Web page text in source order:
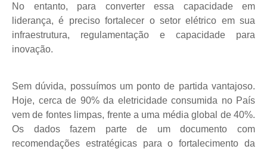
No entanto, para converter essa capacidade em
liderança, é preciso fortalecer o setor elétrico em sua
infraestrutura, regulamentação e capacidade para
inovação.
Sem dúvida, possuímos um ponto de partida vantajoso.
Hoje, cerca de 90% da eletricidade consumida no País
vem de fontes limpas, frente a uma média global de 40%.
Os dados fazem parte de um documento com
recomendações estratégicas para o fortalecimento da